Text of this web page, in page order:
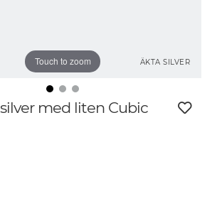
ÄKTA SILVER
Touch to zoom
med liten Cubic